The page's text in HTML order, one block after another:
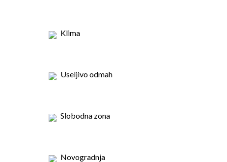
Klima
Useljivo odmah
Slobodna zona
Novogradnja